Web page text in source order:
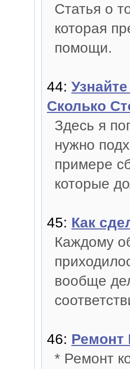
Статья о
которая
помощи.
44:
Сколько
Здесь я
нужно
примере
которые
45: Как
Каждому
вообще
46: Ремонт
* Ремонт